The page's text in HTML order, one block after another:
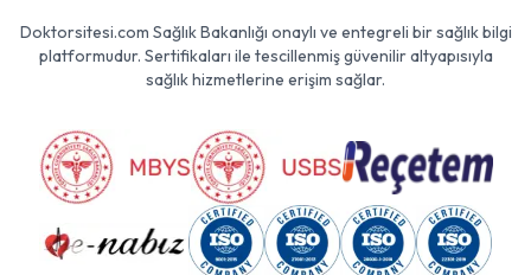
Doktorsitesi.com Sağlık Bakanlığı onaylı ve entegreli bir sağlık bilgi
platformudur. Sertifikaları ile tescillenmiş güvenilir altyapısıyla
sağlık hizmetlerine erişim sağlar.